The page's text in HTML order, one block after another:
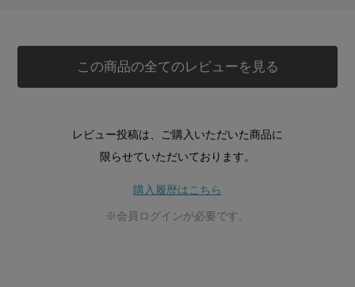
この商品の全てのレビューを見る
レビュー投稿は、ご購入いただいた商品に
限らせていただいております。
購入履歴はこちら
※会員ログインが必要です。